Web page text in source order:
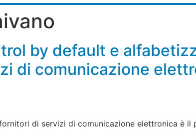
by default e
di comunicazione
di servizi di comunicazione elettronica è